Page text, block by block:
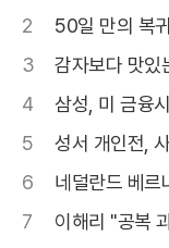
2
50일 만의 복
3
감자보다 맛있
4
삼성, 미 금융
5
성서 개인전,
6
네덜란드 베르
7
이해리 "공복